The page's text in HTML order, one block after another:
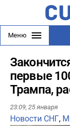
Меню
первые
Трампа,
23:09, 25 января
Новости СНГ,